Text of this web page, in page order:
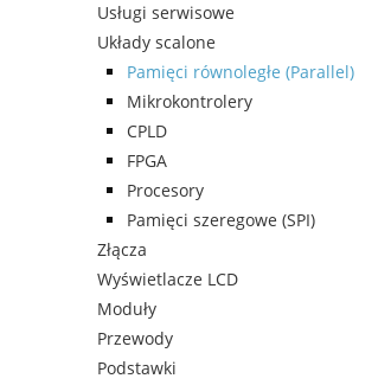
Usługi serwisowe
Układy scalone
Pamięci równoległe (Parallel)
Mikrokontrolery
CPLD
FPGA
Procesory
Pamięci szeregowe (SPI)
Złącza
Wyświetlacze LCD
Moduły
Przewody
Podstawki